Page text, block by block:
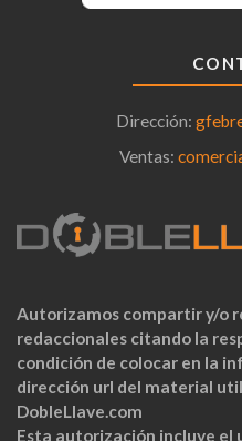
Dirección:
Ventas:
Autorizamos compartir y/o
redaccionales citando la
condición de colocar en la
dirección url del material
DobleLlave.com
Esta autorización incluye el